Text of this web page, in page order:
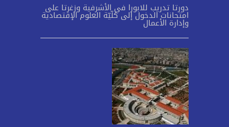
دورتا تدريب للابورا في الأشرفية وزغرتا على
امتحانات الدخول إلى كلّيّة العلوم الإقتصادية
وإدارة الأعمال